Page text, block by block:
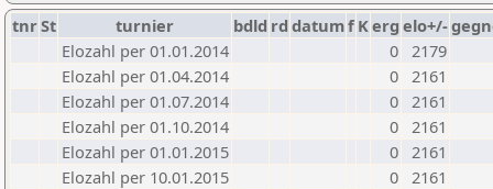
tnrSt turnier bdld rd datumf Kerg elo+/-
Elozahl per 01.01.2014
0 2179
Elozahl per 01.04.2014
0 2161
Elozahl per 01.07.2014
0 2161
Elozahl per 01.10.2014
0 2161
Elozahl per 01.01.2015
0 2161
Elozahl per 10.01.2015
0 2161